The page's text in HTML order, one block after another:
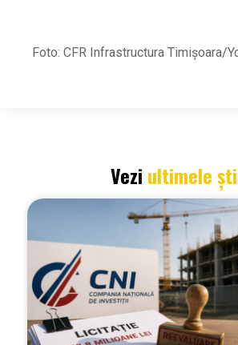
Foto: CFR Infrastructura Timișoara/
Vezi ultimele